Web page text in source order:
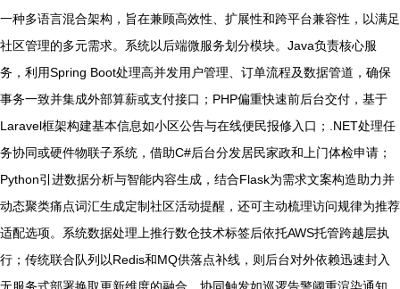
一种多语言混合架构，旨在兼顾高效性、扩展性和跨平台兼容性，以满足
社区管理的多元需求。系统以后端微服务划分模块。Java负责核心服
务，利用Spring Boot处理高并发用户管理、订单流程及数据管道，确保
事务一致并集成外部算薪或支付接口；PHP偏重快速前后台交付，基于
Laravel框架构建基本信息如小区公告与在线便民报修入口；.NET处理任
务协同或硬件物联子系统，借助C#后台分发居民家政和上门体检申请；
Python引进数据分析与智能内容生成，结合Flask为需求文案构造助力并
动态聚类痛点词汇生成定制社区活动提醒，还可主动梳理访问规律为推荐
适配选项。系统数据处理上推行数仓技术标签后依托AWS托管跨越层执
行；传统联合队列以Redis和MQ供落点补线，则后台对外依赖迅速封入
无服务式部署换取更新维度的融合，协同触发如巡逻告警阈重渲染通知、